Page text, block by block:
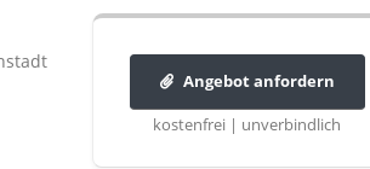
Angebot anfordern
kostenfrei | unverbindlich